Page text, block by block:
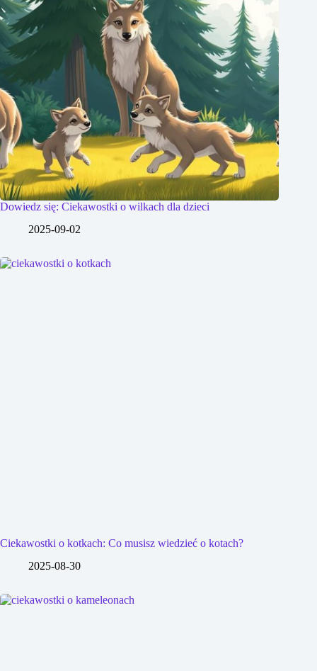
Dowiedz się: Ciekawostki o wilkach dla dzieci
2025-09-02
Ciekawostki o kotkach: Co musisz wiedzieć o kotach?
2025-08-30